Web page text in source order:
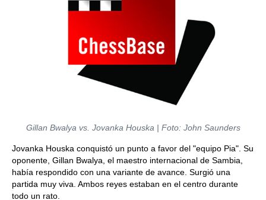
Gillan Bwalya vs. Jovanka Houska | Foto: John Saunders
Jovanka Houska conquistó un punto a favor del "equipo Pia". Su
oponente, Gillan Bwalya, el maestro internacional de Sambia,
había respondido con una variante de avance. Surgió una
partida muy viva. Ambos reyes estaban en el centro durante
todo un rato.